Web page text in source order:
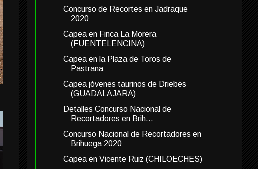
Concurso de Recortes en Jadraque
2020
Capea en Finca La Morera
(FUENTELENCINA)
Capea en la Plaza de Toros de
Pastrana
Capea jóvenes taurinos de Driebes
(GUADALAJARA)
Detalles Concurso Nacional de
Recortadores en Brih...
Concurso Nacional de Recortadores en
Brihuega 2020
Capea en Vicente Ruiz (CHILOECHES)